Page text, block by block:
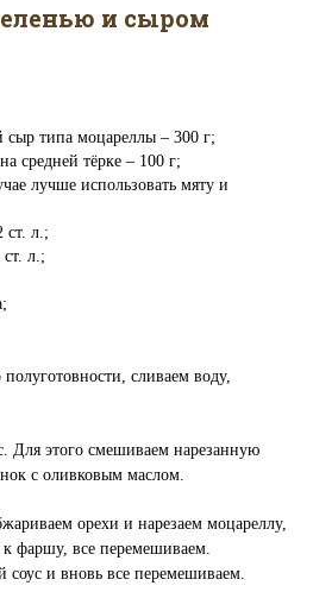
и сыром
типа моцареллы – 300 г;
средней тёрке – 100 г;
лучше использовать мяту и
ст. л.;
л.;
сливаем воду,
Для этого смешиваем нарезанную
с оливковым маслом.
орехи и нарезаем моцареллу,
фаршу, все перемешиваем.
соус и вновь все перемешиваем.